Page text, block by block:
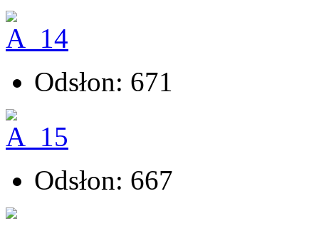
Odsłon: 671
Odsłon: 667